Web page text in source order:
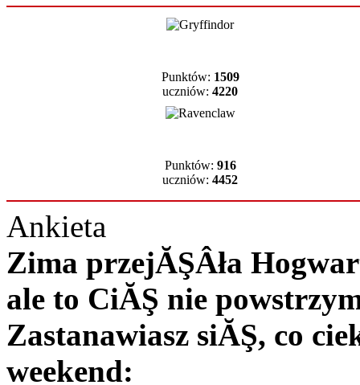
Punktów: 1509
uczniów: 4220
Punktów: 916
uczniów: 4452
Ankieta
Zima przejĂŞÂła
ale to CiĂŞ nie
Zastanawiasz siĂŞ, co
weekend: